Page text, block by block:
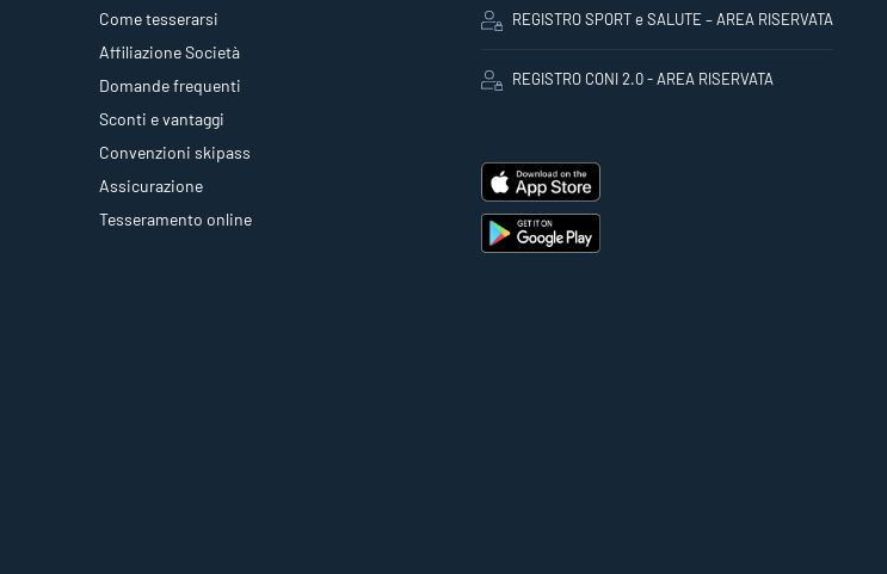
Come tesserarsi
Affiliazione Società
Domande frequenti
Sconti e vantaggi
Convenzioni skipass
Assicurazione
Tesseramento online
REGISTRO SPORT e SALUTE – AREA RISERVATA
REGISTRO CONI 2.0 - AREA RISERVATA